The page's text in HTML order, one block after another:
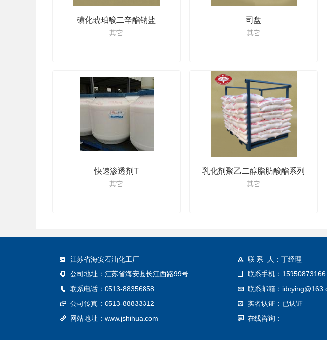
磺化琥珀酸二辛酯钠盐
其它
司盘
其它
快速渗透剂T
其它
乳化剂聚乙二醇脂肪酸酯系列
其它
江苏省海安石油化工厂
公司地址：江苏省海安县长江西路99号
联系电话：0513-88356858
公司传真：0513-88833312
网站地址： www.jshihua.com
联 系 人：丁经理
联系手机：15950873166
联系邮箱：
实名认证：已认证
在线咨询：